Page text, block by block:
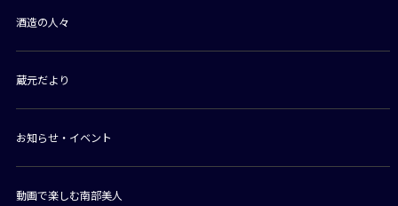
酒造の人々
蔵元だより
お知らせ・イベント
動画で楽しむ南部美人